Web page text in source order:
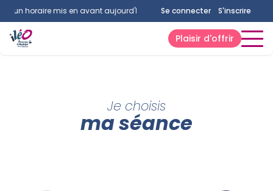
horaire mis en avant aujourd'hui. Consultez la page horaires.
Se connecter S'inscrire
Plaisir d'offrir
Je choisis
ma séance